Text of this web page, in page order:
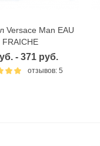
просмотр
Versace Man EAU
FRAICHE
- 371 руб.
отзывов: 5